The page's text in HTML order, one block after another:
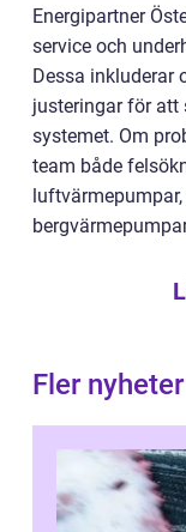
Energipartner
service och
Dessa inkluderar
justeringar för att
systemet. Om
team både
Fler nyheter